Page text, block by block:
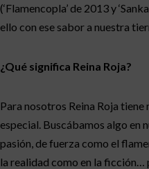
(‘Flamencopla’ de 2013 y
ello con ese sabor a nuestra
¿Qué significa Reina Roja?
Para nosotros Reina Roja
especial. Buscábamos algo en
pasión, de fuerza como el
la realidad como en la ficción…